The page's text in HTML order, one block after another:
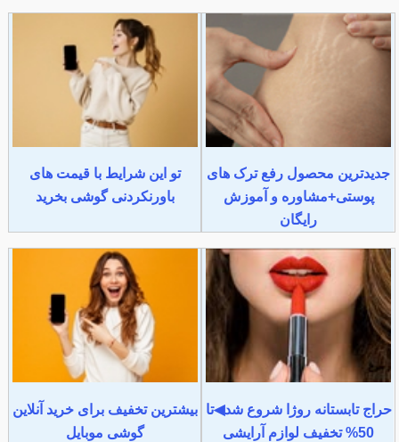
جدیدترین محصول رفع ترک های
پوستی+مشاوره و آموزش
رایگان
تو این شرایط با قیمت های
باورنکردنی گوشی بخرید
حراج تابستانه روژا شروع شد◀تا
50% تخفیف لوازم آرایشی
بیشترین تخفیف برای خرید آنلاین
گوشی موبایل